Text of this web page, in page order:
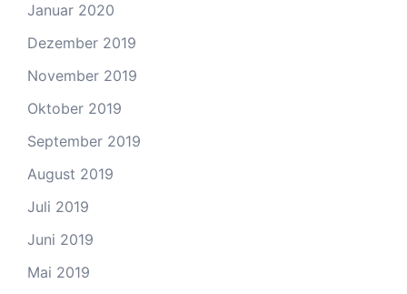
Januar 2020
Dezember 2019
November 2019
Oktober 2019
September 2019
August 2019
Juli 2019
Juni 2019
Mai 2019